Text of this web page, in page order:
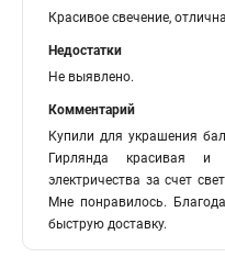
Красивое свечение,
Недостатки
Не выявлено.
Комментарий
Купили для украшения
Гирлянда красивая и
электричества за счет
Мне понравилось.
быструю доставку.